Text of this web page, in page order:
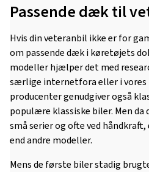
Passende dæk til
Hvis din veteranbil ikke er for
om passende dæk i køretøjets
modeller hjælper det med
særlige internetfora eller i vores
producenter genudgiver også
populære klassiske biler. Men da
små serier og ofte ved
end andre modeller.
Mens de første biler stadig